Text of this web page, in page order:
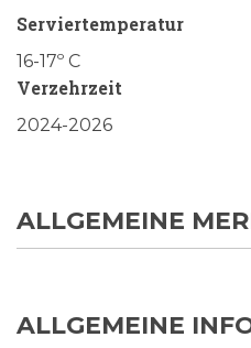
Serviertemperatur
16-17º C
Verzehrzeit
2024-2026
ALLGEMEINE
ALLGEMEINE